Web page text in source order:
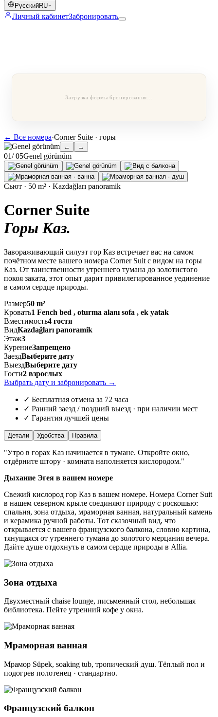
РусскийRU
Личный кабинетЗабронировать
Загрузка формы бронирования…
← Все номера·Corner Suite · горы
← →
01/ 05Genel görünüm
Сьют · 50 m² · Kazdağları panoramik
Corner Suite
Горы Каз.
Завораживающий силуэт гор Каз встречает вас на самом
почётном месте вашего номера Corner Suit с видом на горы
Каз. От таинственности утреннего тумана до золотистого
покоя заката, этот опыт дарит привилегированное уединение
в самом сердце природы.
Размер50 m²
Кровать1 Fench bed , oturma alanı sofa , ek yatak
Вместимость4 гостя
ВидKazdağları panoramik
Этаж3
КурениеЗапрещено
ЗаездВыберите дату
ВыездВыберите дату
Гости2 взрослых
Выбрать дату и забронировать →
✓ Бесплатная отмена за 72 часа
✓ Ранний заезд / поздний выезд · при наличии мест
✓ Гарантия лучшей цены
Детали Удобства Правила
"Утро в горах Каз начинается в тумане. Откройте окно,
отдёрните штору · комната наполняется кислородом."
Дыхание Эгея в вашем номере
Свежий кислород гор Каз в вашем номере. Номера Corner Suit
в нашем северном крыле соединяют природу с роскошью:
спальня, зона отдыха, мраморная ванная, натуральный камень
и керамика ручной работы. Тот сказочный вид, что
открывается с вашего французского балкона, словно картина,
тянущаяся от утреннего тумана до золотого мерцания вечера.
Дайте душе отдохнуть в самом сердце природы в Allia.
Зона отдыха
Двухместный chaise lounge, письменный стол, небольшая
библиотека. Пейте утренний кофе у окна.
Мраморная ванная
Мрамор Süpek, soaking tub, тропический душ. Тёплый пол и
подогрев полотенец · стандартно.
Французский балкон